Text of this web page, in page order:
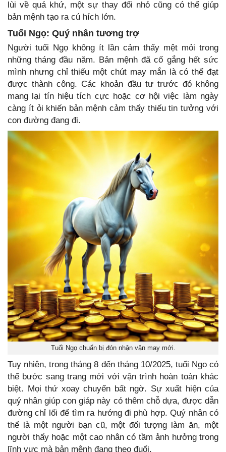
lùi về quá khứ, một sự thay đổi nhỏ cũng có thể giúp
bản mệnh tạo ra cú hích lớn.
Tuổi Ngọ: Quý nhân tương trợ
Người tuổi Ngọ không ít lần cảm thấy mệt mỏi trong
những tháng đầu năm. Bản mệnh đã cố gắng hết sức
mình nhưng chỉ thiếu một chút may mắn là có thể đạt
được thành công. Các khoản đầu tư trước đó không
mang lại tín hiệu tích cực hoặc cơ hội việc làm ngày
càng ít ỏi khiến bản mệnh cảm thấy thiếu tin tưởng với
con đường đang đi.
Tuổi Ngọ chuẩn bị đón nhận vận may mới.
Tuy nhiên, trong tháng 8 đến tháng 10/2025, tuổi Ngọ có
thể bước sang trang mới với vận trình hoàn toàn khác
biệt. Mọi thứ xoay chuyển bất ngờ. Sự xuất hiện của
quý nhân giúp con giáp này có thêm chỗ dựa, được dẫn
đường chỉ lối để tìm ra hướng đi phù hợp. Quý nhân có
thể là một người bạn cũ, một đối tượng làm ăn, một
người thấy hoặc một cao nhân có tầm ảnh hưởng trong
lĩnh vực mà bản mệnh đang theo đuổi.